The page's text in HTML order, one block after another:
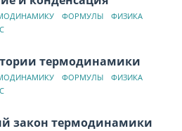
ФОРМУЛЫ
ФИЗИКА
термодинамики
ФОРМУЛЫ
ФИЗИКА
закон термодинамики